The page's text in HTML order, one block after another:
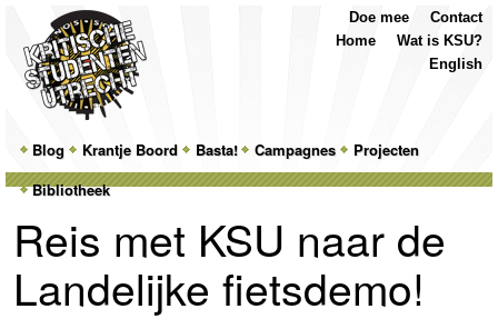
MainSkip
to
primary
Skip
to
secondary
Blog Krantje Boord Basta! Campagnes
Projecten
Bibliotheek
Contact
Doe mee
Wat is KSU?
Home
English
Reis met KSU naar de
Landelijke fietsdemo!